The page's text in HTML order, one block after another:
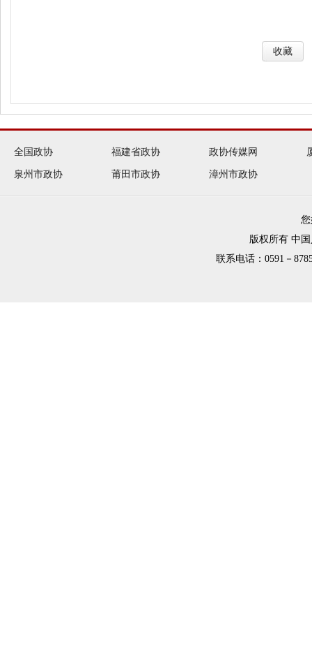
收藏
全国政协 福建省政协 政协传媒网
泉州市政协 莆田市政协 漳州市政协
版权所有 中
联系电话：0591－